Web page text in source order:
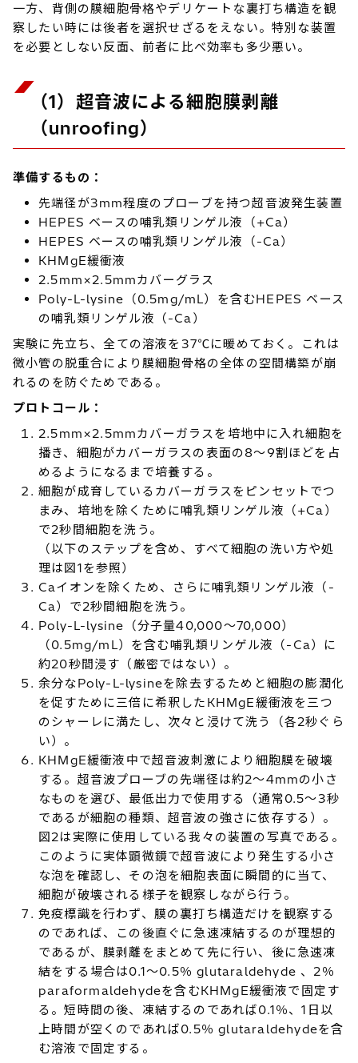
一方、背側の膜細胞骨格やデリケートな裏打ち構造を観
察したい時には後者を選択せざるをえない。特別な装置
を必要としない反面、前者に比べ効率も多少悪い。
（1）超音波による細胞膜剥離
（unroofing）
準備するもの：
先端径が3mm程度のプローブを持つ超音波発生装置
HEPES ベースの哺乳類リンゲル液（+Ca）
HEPES ベースの哺乳類リンゲル液（-Ca）
KHMgE緩衝液
2.5mm×2.5mmカバーグラス
Poly-L-lysine（0.5mg/mL）を含むHEPES ベース
の哺乳類リンゲル液（-Ca）
実験に先立ち、全ての溶液を37℃に暖めておく。これは
微小管の脱重合により膜細胞骨格の全体の空間構築が崩
れるのを防ぐためである。
プロトコール：
2.5mm×2.5mmカバーガラスを培地中に入れ細胞を
播き、細胞がカバーガラスの表面の8～9割ほどを占
めるようになるまで培養する。
細胞が成育しているカバーガラスをピンセットでつ
まみ、培地を除くために哺乳類リンゲル液（+Ca）
で2秒間細胞を洗う。
（以下のステップを含め、すべて細胞の洗い方や処
理は図1を参照）
Caイオンを除くため、さらに哺乳類リンゲル液（-
Ca）で2秒間細胞を洗う。
Poly-L-lysine（分子量40,000～70,000）
（0.5mg/mL）を含む哺乳類リンゲル液（-Ca）に
約20秒間浸す（厳密ではない）。
余分なPoly-L-lysineを除去するためと細胞の膨潤化
を促すために三倍に希釈したKHMgE緩衝液を三つ
のシャーレに満たし、次々と浸けて洗う（各2秒ぐら
い）。
KHMgE緩衝液中で超音波刺激により細胞膜を破壊
する。超音波プローブの先端径は約2～4mmの小さ
なものを選び、最低出力で使用する（通常0.5～3秒
であるが細胞の種類、超音波の強さに依存する）。
図2は実際に使用している我々の装置の写真である。
このように実体顕微鏡で超音波により発生する小さ
な泡を確認し、その泡を細胞表面に瞬間的に当て、
細胞が破壊される様子を観察しながら行う。
免疫標識を行わず、膜の裏打ち構造だけを観察する
のであれば、この後直ぐに急速凍結するのが理想的
であるが、膜剥離をまとめて先に行い、後に急速凍
結をする場合は0.1～0.5％ glutaraldehyde 、2％
paraformaldehydeを含むKHMgE緩衝液で固定す
る。短時間の後、凍結するのであれば0.1％、1日以
上時間が空くのであれば0.5％ glutaraldehydeを含
む溶液で固定する。